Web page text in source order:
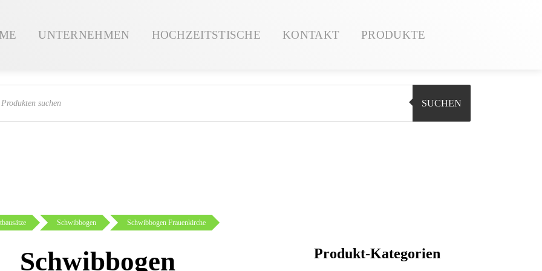
UNTERNEHMEN HOCHZEITSTISCHE KONTAKT PRODUKTE
SUCHEN
Schwibbogen Schwibbogen Frauenkirche
Schwibbogen
Produkt-Kategorien